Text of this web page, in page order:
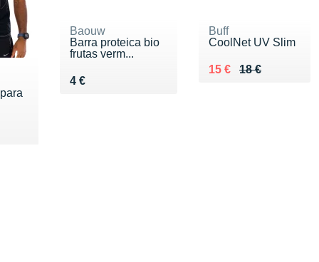
Baouw
Barra proteica bio
frutas verm...
4 €
Vendu 4 €
Buff
CoolNet UV Slim
18 €
Au lieu de 18 €
15 €
Vendu 15 €